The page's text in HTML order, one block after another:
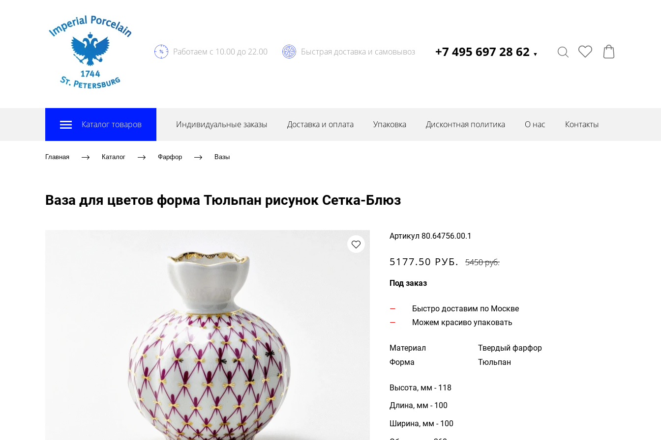
Работаем с 10.00 до 22.00 Быстрая доставка и самовывоз +7 495 697 28 62 ▼
Каталог товаров Индивидуальные заказы Доставка и оплата Упаковка Дисконтная политика О нас Контакты
Главная Каталог Фарфор Вазы
Ваза для цветов форма Тюльпан рисунок Сетка-Блюз
Артикул 80.64756.00.1
5177.50 РУБ. 5450 руб.
Под заказ
Быстро доставим по Москве
Можем красиво упаковать
Материал
Твердый фарфор
Форма
Тюльпан
Высота, мм - 118
Длина, мм - 100
Ширина, мм - 100